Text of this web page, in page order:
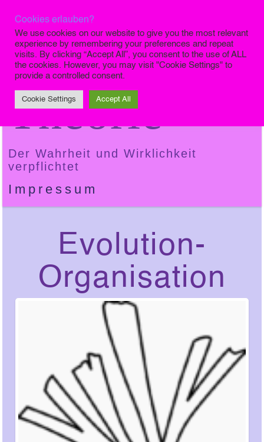
Die Finale
Theorie
Der Wahrheit und Wirklichkeit
verpflichtet
Impressum
Evolution-
Organisation
Cookies erlauben?
We use cookies on our website to give you the most relevant
experience by remembering your preferences and repeat
visits. By clicking “Accept All”, you consent to the use of ALL
the cookies. However, you may visit "Cookie Settings" to
provide a controlled consent.
Cookie Settings Accept All